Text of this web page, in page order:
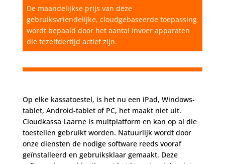
De maandelijkse prijs van deze
gebruiksvriendelijke, cloudgebaseerde toepassing
wordt bepaald door het aantal invoer apparaten
die tezelfdertijd actief zijn.
Op elke kassatoestel, is het nu een iPad, Windows-
tablet, Android-tablet of PC, het maakt niet uit.
Cloudkassa Laarne is multplatform en kan op al die
toestellen gebruikt worden. Natuurlijk wordt door
onze diensten de nodige software reeds vooraf
geïnstalleerd en gebruiksklaar gemaakt. Deze